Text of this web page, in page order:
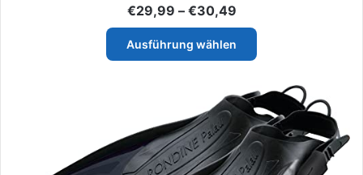
€29,99 – €30,49Preisspanne:
€29,99
bis
€30,49
Ausführung wählen
Dieses
mehrere
Varianten
auf.
Die
Optionen
können